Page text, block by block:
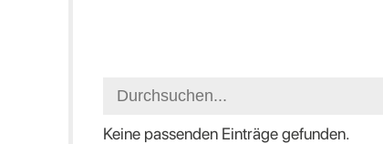
Keine passenden Einträge gefunden.